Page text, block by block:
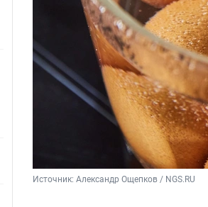
Источник: Александр Ощепков / NGS.RU